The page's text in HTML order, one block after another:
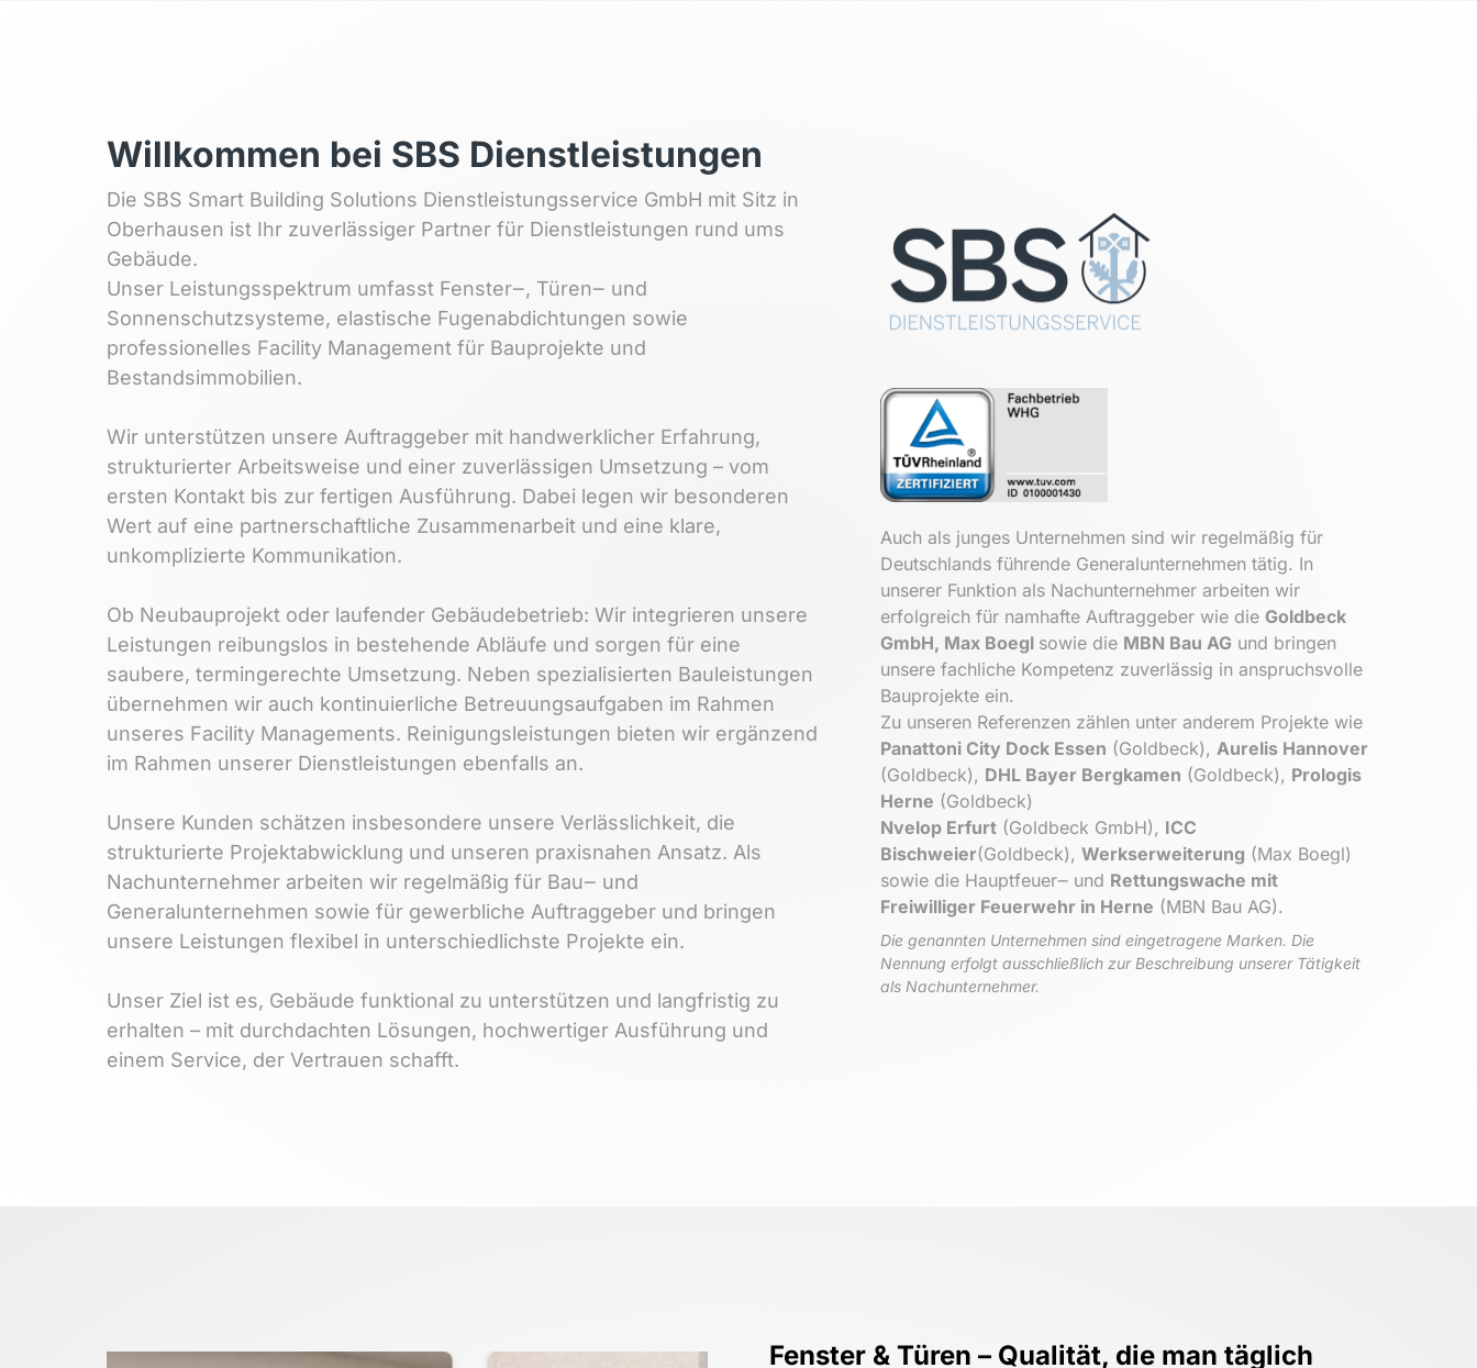
Willkommen bei SBS Dienstleistungen
Die SBS Smart Building Solutions Dienstleistungsservice GmbH mit Sitz
Oberhausen ist Ihr zuverlässiger Partner für Dienstleistungen rund
Gebäude.
Unser Leistungsspektrum umfasst Fenster‒, Türen‒
Sonnenschutzsysteme, elastische Fugenabdichtungen
professionelles Facility Management für Bauprojekte
Bestandsimmobilien.
Wir unterstützen unsere Auftraggeber mit handwerklicher
strukturierter Arbeitsweise und einer zuverlässigen Umsetzung –
ersten Kontakt bis zur fertigen Ausführung. Dabei legen wir
Wert auf eine partnerschaftliche Zusammenarbeit und eine
unkomplizierte Kommunikation.
Ob Neubauprojekt oder laufender Gebäudebetrieb: Wir integrieren
Leistungen reibungslos in bestehende Abläufe und sorgen für
saubere, termingerechte Umsetzung. Neben spezialisierten
übernehmen wir auch kontinuierliche Betreuungsaufgaben im
unseres Facility Managements. Reinigungsleistungen bieten wir
im Rahmen unserer Dienstleistungen ebenfalls an.
Unsere Kunden schätzen insbesondere unsere Verlässlichkeit,
strukturierte Projektabwicklung und unseren praxisnahen Ansatz.
Nachunternehmer arbeiten wir regelmäßig für Bau‒
Generalunternehmen sowie für gewerbliche Auftraggeber und
unsere Leistungen flexibel in unterschiedlichste Projekte ein.
Unser Ziel ist es, Gebäude funktional zu unterstützen und langfristig
erhalten – mit durchdachten Lösungen, hochwertiger Ausführung
einem Service, der Vertrauen schafft.
Auch als junges Unternehmen sind wir regelmäßig
für
Deutschlands führende Generalunternehmen tätig.
unserer Funktion als Nachunternehmer arbeiten
wir
erfolgreich für namhafte Auftraggeber wie die
Goldbeck
GmbH, Max Boegl sowie die MBN Bau AG und
bringen
unsere fachliche Kompetenz zuverlässig in
anspruchsvolle
Bauprojekte
Zu unseren Referenzen zählen unter anderem Projekte
wie
Panattoni City Dock Essen (Goldbeck), Aurelis Hannover
(Goldbeck), DHL Bayer Bergkamen (Goldbeck),
Prologis
Herne (Goldbeck)
Nvelop Erfurt (Goldbeck GmbH),
Bischweier(Goldbeck), Werkserweiterung (Max
sowie die Hauptfeuer‒ und Rettungswache
mit
Freiwilliger Feuerwehr in Herne (MBN Bau AG).
Die genannten Unternehmen sind eingetragene Marken.
Nennung erfolgt ausschließlich zur Beschreibung unserer
Tätigkeit
als Nachunternehmer.
Fenster & Türen – Qualität, die man täglich